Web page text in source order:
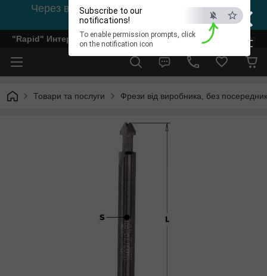
×
ESC
Subscribe to our
notifications!
To enable permission prompts, click
on the notification icon
Через відсутність світла, зв'язок на viber
0978002056
"Rapid" Интернет-магазин деревообрабатывающего
Товари та послуги Фрези від виробника, без